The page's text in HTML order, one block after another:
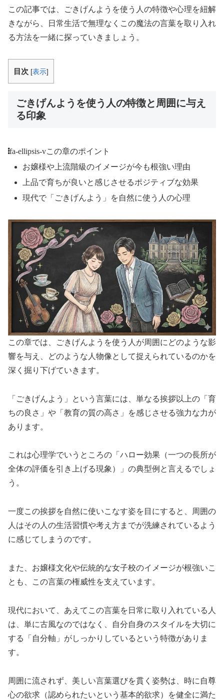
この記事では、ごきげんようを使う人の特徴や心理を紐解
きながら、日常生活で無理なくこの魔法の言葉を取り入れ
る方法を一緒に探っていきましょう。
目次 [表示]
ごきげんようを使う人の特徴と周囲に与え
る印象
fa-ellipsis-vこの章のポイント
お嬢様や上流階級のイメージが今も根強い理由
上品で育ちが良いと感じさせるポジティブな効果
現代で「ごきげんよう」を自然に使う人の心理
この章では、ごきげんようを使う人が周囲にどのような影
響を与え、どのような人物像として捉えられているのかを
深く掘り下げていきます。
「ごきげんよう」という言葉には、単なる挨拶以上の「育
ちの良さ」や「教育の質の高さ」を感じさせる強力な力が
あります。
これは心理学でいうところの「ハロー効果（一つの長所が
全体の評価を引き上げる現象）」の典型例と言えるでしょ
う。
一度この挨拶を自然に使いこなす姿を目にすると、周囲の
人はその人の生活習慣や考え方までが洗練されているよう
に感じてしまうのです。
また、お嬢様文化や伝統的な女子校のイメージが根強いこ
とも、この言葉の権威性を支えています。
現代において、あえてこの言葉を日常に取り入れている人
は、単に古風なのではなく、自分自身のスタイルを大切に
する「自分軸」がしっかりしているという特徴がありま
す。
周囲に流されず、美しい言葉選びを貫く姿勢は、時に自尊
心の欲求（認められたいという基本的欲求）を健全に満た